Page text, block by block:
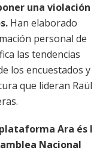
una violación
Han elaborado
personal de
las tendencias
los encuestados y
que lideran Raül
Ara és l
Nacional